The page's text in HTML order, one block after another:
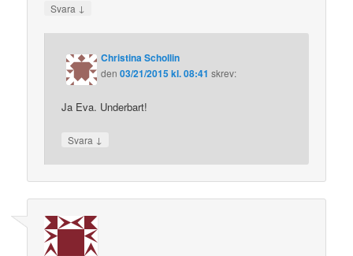
Svara ↓
Christina Schollin
den03/21/2015 kl. 08:41 skrev:
Ja Eva. Underbart!
Svara ↓